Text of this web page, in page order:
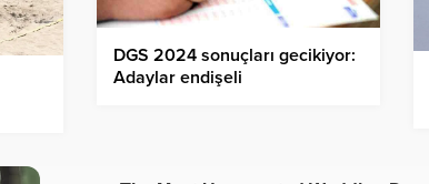
DGS 2024 sonuçları gecikiyor:
Adaylar endişeli